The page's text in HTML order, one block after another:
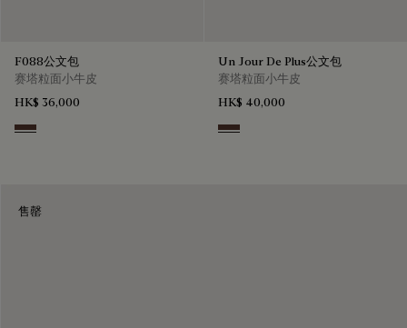
F088公文包
赛塔粒面小牛皮
HK$ 36,000
Soft Brown
Un Jour De Plus公文包
赛塔粒面小牛皮
HK$ 40,000
Soft Brown
售罄